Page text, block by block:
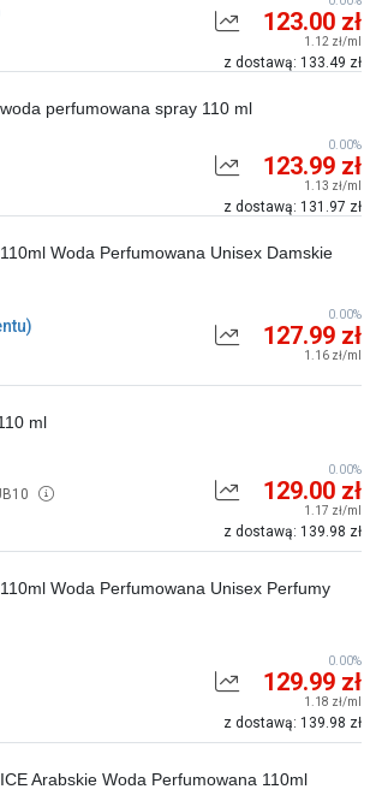
123.00 zł
1.12 zł/ml
z dostawą: 133.49 zł
perfumowana spray 110 ml
123.99 zł
1.13 zł/ml
z dostawą: 131.97 zł
0.00%
Woda Perfumowana Unisex Damskie
127.99 zł
1.16 zł/ml
0.00%
ml
129.00 zł
1.17 zł/ml
z dostawą: 139.98 zł
0.00%
Woda Perfumowana Unisex Perfumy
129.99 zł
1.18 zł/ml
z dostawą: 139.98 zł
0.00%
Arabskie Woda Perfumowana 110ml